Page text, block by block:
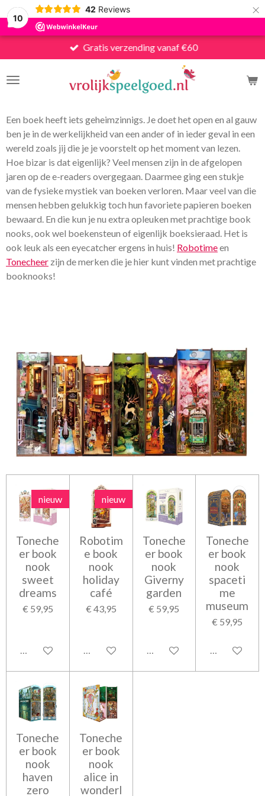
10
42 Reviews ×
Gratis verzending vanaf €60
Een boek heeft iets geheimzinnigs. Je doet het open en al gauw
ben je in de werkelijkheid van een ander of in ieder geval in een
wereld zoals jij die je je voorstelt op het moment van lezen.
Hoe bizar is dat eigenlijk? Veel mensen zijn in de afgelopen
jaren op de e-readers overgegaan. Daarmee ging een stukje
van de fysieke mystiek van boeken verloren. Maar veel van die
mensen hebben gelukkig toch hun favoriete papieren boeken
bewaard. En die kun je nu extra opleuken met prachtige book
nooks, ook wel boekensteun of eigenlijk boeksieraad. Het is
ook leuk als een eyecatcher ergens in huis! Robotimeen
Tonecheer zijn de merken die je hier kunt vinden met prachtige
booknooks!
nieuw
Toneche
er book
nook
sweet
dreams
€ 59,95
In winkelwagen
nieuw
Robotim
e book
nook
holiday
café
€ 43,95
In winkelwagen
Toneche
er book
nook
Giverny
garden
€ 59,95
In winkelwagen
Toneche
er book
nook
spaceti
me
museum
€ 59,95
In
Toneche
er book
nook
haven
zero
Toneche
er book
nook
alice in
wonderl